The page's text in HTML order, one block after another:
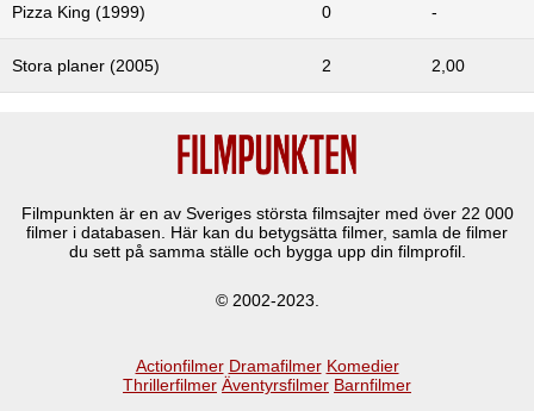
Pizza King (1999) 0 -
Stora planer (2005) 2 2,00
Filmpunkten är en av Sveriges största filmsajter med över 22 000
filmer i databasen. Här kan du betygsätta filmer, samla de filmer
du sett på samma ställe och bygga upp din filmprofil.
© 2002-2023.
Actionfilmer Dramafilmer Komedier
Thrillerfilmer Äventyrsfilmer Barnfilmer